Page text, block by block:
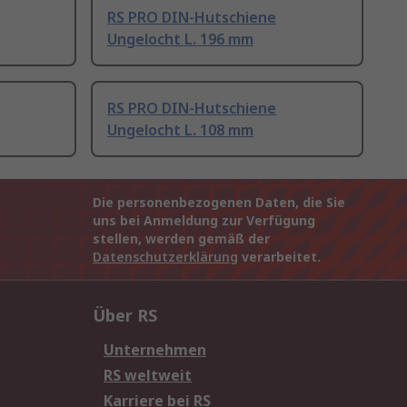
RS PRO DIN-Hutschiene
Ungelocht L. 196 mm
RS PRO DIN-Hutschiene
Ungelocht L. 108 mm
Die personenbezogenen Daten, die Sie
uns bei Anmeldung zur Verfügung
stellen, werden gemäß der
Datenschutzerklärung verarbeitet.
Über RS
Unternehmen
RS weltweit
Karriere bei RS